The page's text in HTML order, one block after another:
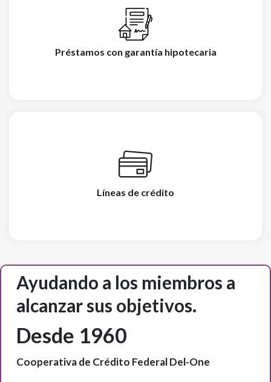
Préstamos con garantía hipotecaria
Líneas de crédito
Ayudando a los miembros a
alcanzar sus objetivos.
Desde 1960
Cooperativa de Crédito Federal Del-One